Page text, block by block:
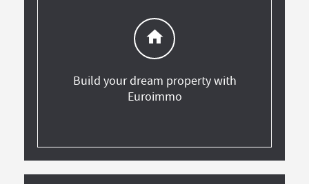
home
Build your dream property with
Euroimmo